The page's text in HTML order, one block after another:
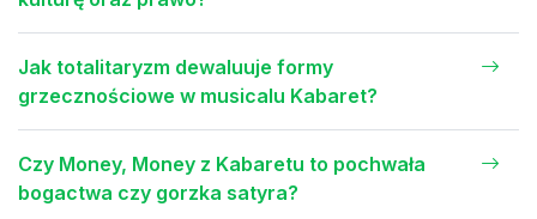
Jak totalitaryzm dewaluuje formy
grzecznościowe w musicalu Kabaret?
Czy Money, Money z Kabaretu to pochwała
bogactwa czy gorzka satyra?